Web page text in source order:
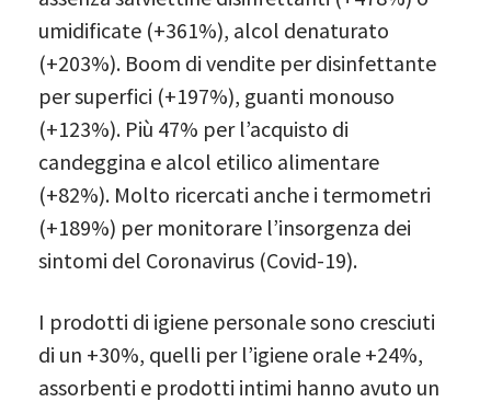
umidificate (+361%), alcol denaturato
(+203%). Boom di vendite per disinfettante
per superfici (+197%), guanti monouso
(+123%). Più 47% per l’acquisto di
candeggina e alcol etilico alimentare
(+82%). Molto ricercati anche i termometri
(+189%) per monitorare l’insorgenza dei
sintomi del Coronavirus (Covid-19).
I prodotti di igiene personale sono cresciuti
di un +30%, quelli per l’igiene orale +24%,
assorbenti e prodotti intimi hanno avuto un